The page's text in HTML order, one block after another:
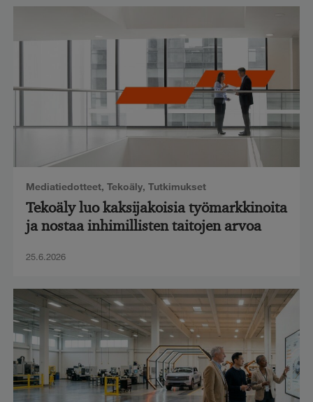
Mediatiedotteet, Tekoäly, Tutkimukset
Tekoäly luo kaksijakoisia työmarkkinoita
ja nostaa inhimillisten taitojen arvoa
25.6.2026